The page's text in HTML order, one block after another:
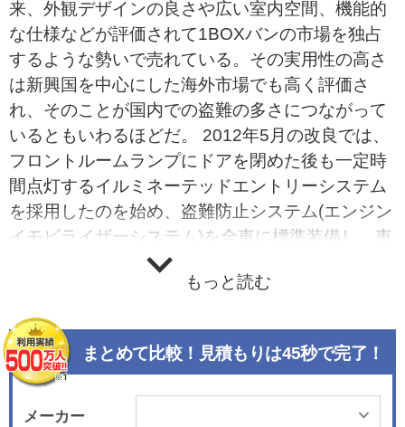
来、外観デザインの良さや広い室内空間、機能的
な仕様などが評価されて1BOXバンの市場を独占
するような勢いで売れている。その実用性の高さ
は新興国を中心にした海外市場でも高く評価さ
れ、そのことが国内での盗難の多さにつながって
いるともいわるほどだ。 2012年5月の改良では、
フロントルームランプにドアを閉めた後も一定時
間点灯するイルミネーテッドエントリーシステム
を採用したのを始め、盗難防止システム(エンジン
イモビライザーシステム)を全車に標準装備し、車
両防犯への配慮を進めるとともに、車速に合わせ
自動でドアロックがかかる車速感応パワードアロ
ィーゼルエンジン搭載車には、触媒の浄化を手動
で補うことができる排出ガス浄化スイッチ(触媒浄
化用)を標準装備した。 メーカーオプションとし
て夜間の視認性を高めるディスチャージヘッドラ
もっと読む
まとめて比較！見積もりは45秒で完了！
メーカー